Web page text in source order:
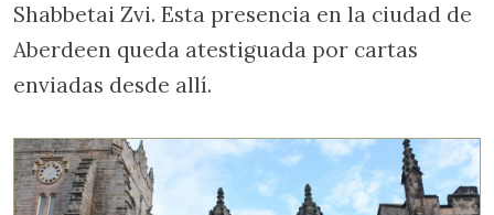
Shabbetai Zvi. Esta presencia en la ciudad de
Aberdeen queda atestiguada por cartas
enviadas desde allí.